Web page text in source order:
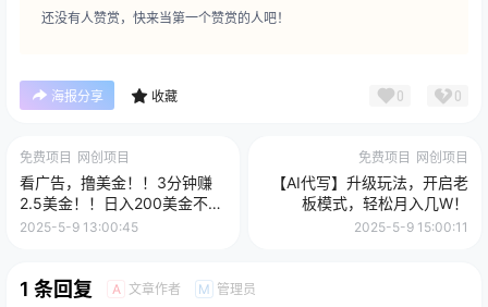
还没有人赞赏，快来当第一个赞赏的人吧！
海报分享 收藏 0 0
免费项目 网创项目
看广告，撸美金！！3分钟赚
2.5美金！！日入200美金不是
梦！揭秘Google广告撸美金全
2025-5-9 13:00:45
免费项目 网创项目
【AI代写】升级玩法，开启老
板模式，轻松月入几W！
2025-5-9 15:00:11
1 条回复 A 文章作者 M 管理员